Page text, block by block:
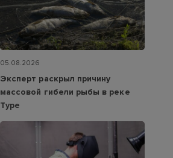
05.08.2026
Эксперт раскрыл причину
массовой гибели рыбы в реке
Туре